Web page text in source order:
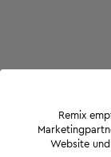
Remix
Website